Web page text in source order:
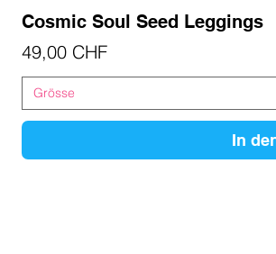
Cosmic Soul Seed Leggings
Preis
49,00 CHF
In